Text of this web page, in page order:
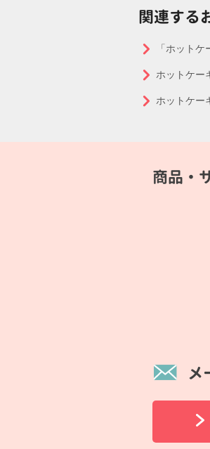
関連する
「ホット
ホットケー
ホットケー
商品・
メ